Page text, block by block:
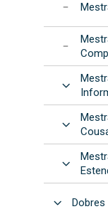
Abrir
Abrir
Abrir
Abrir